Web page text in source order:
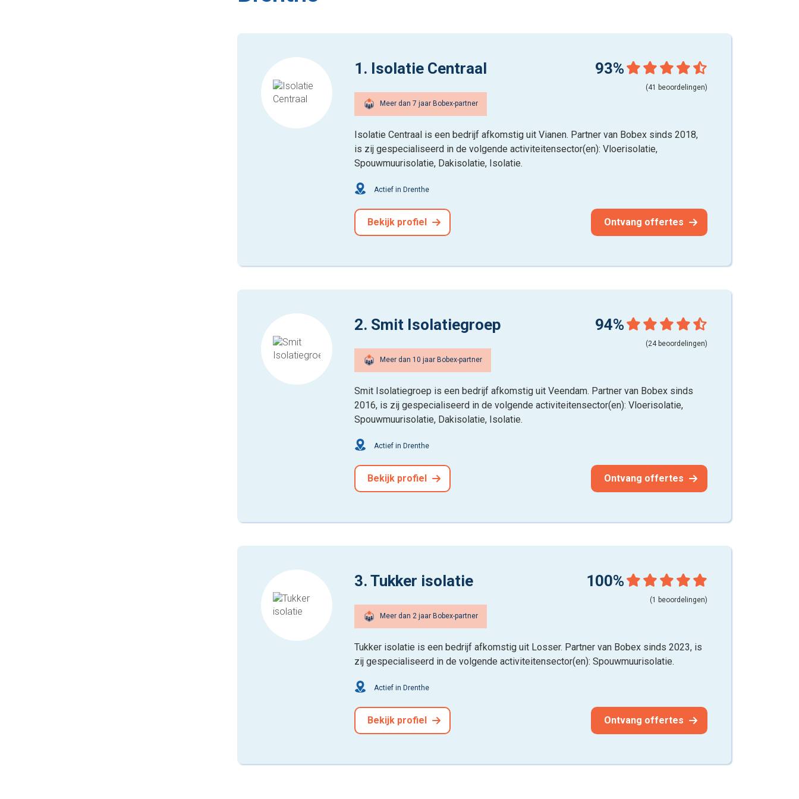
1. Isolatie Centraal 93%
(41 beoordelingen)
Meer dan 7 jaar Bobex-partner
Isolatie Centraal is een bedrijf afkomstig uit Vianen. Partner van Bobex sinds 2018,
is zij gespecialiseerd in de volgende activiteitensector(en): Vloerisolatie,
Spouwmuurisolatie, Dakisolatie, Isolatie.
Actief in Drenthe
Bekijk profiel Ontvang offertes
2. Smit Isolatiegroep 94%
(24 beoordelingen)
Meer dan 10 jaar Bobex-partner
Smit Isolatiegroep is een bedrijf afkomstig uit Veendam. Partner van Bobex sinds
2016, is zij gespecialiseerd in de volgende activiteitensector(en): Vloerisolatie,
Spouwmuurisolatie, Dakisolatie, Isolatie.
Actief in Drenthe
Bekijk profiel Ontvang offertes
3. Tukker isolatie 100%
(1 beoordelingen)
Meer dan 2 jaar Bobex-partner
Tukker isolatie is een bedrijf afkomstig uit Losser. Partner van Bobex sinds 2023, is
zij gespecialiseerd in de volgende activiteitensector(en): Spouwmuurisolatie.
Actief in Drenthe
Bekijk profiel Ontvang offertes